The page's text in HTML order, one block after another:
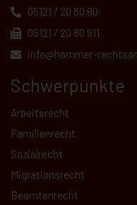
05121 / 20 80 90
05121 / 20 80 911
info@hammer-
Schwerpunkte
Arbeitsrecht
Familienrecht
Sozialrecht
Migrationsrecht
Beamtenrecht